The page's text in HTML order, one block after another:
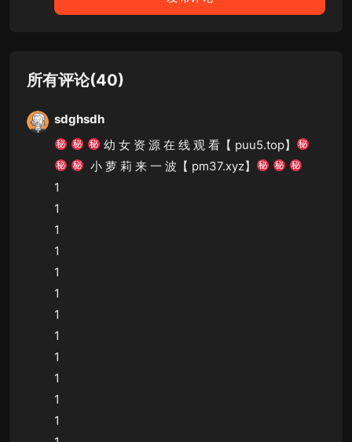
所有评论(40)
sdghsdh
幼 女 资 源 在 线 观 看【 puu5.top】
小 萝 莉 来 一 波【 pm37.xyz】
1
1
1
1
1
1
1
1
1
1
1
1